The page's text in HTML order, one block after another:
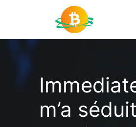
m’a séduit